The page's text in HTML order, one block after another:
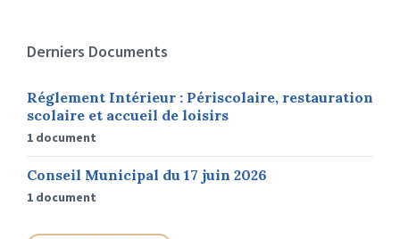
Derniers Documents
Réglement Intérieur : Périscolaire, restauration
scolaire et accueil de loisirs
1 document
Conseil Municipal du 17 juin 2026
1 document